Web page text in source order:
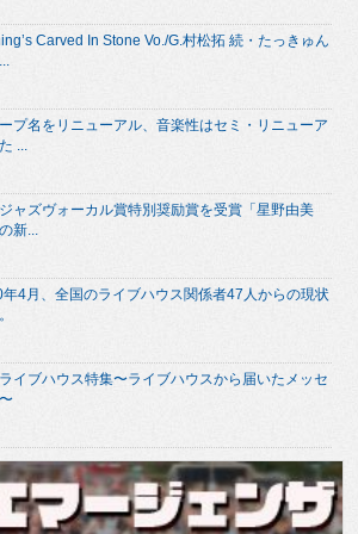
Carved In Stone Vo./G.村松拓 続・たっきゅん
プ名をリニューアル、音楽性はセミ・リニューア
...
ャズヴォーカル賞特別奨励賞を受賞「星野由美
新...
4月、全国のライブハウス関係者47人からの現状
イブハウス特集〜ライブハウスから届いたメッセ